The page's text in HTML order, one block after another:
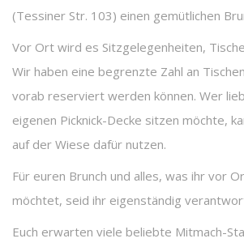
(Tessiner Str. 103) einen gemütlichen
Vor Ort wird es Sitzgelegenheiten,
Wir haben eine begrenzte Zahl an
vorab reserviert werden können. Wer
eigenen Picknick-Decke sitzen möchte,
auf der Wiese dafür nutzen.
Für euren Brunch und alles, was ihr vor
möchtet, seid ihr eigenständig
Euch erwarten viele beliebte Mitmach-